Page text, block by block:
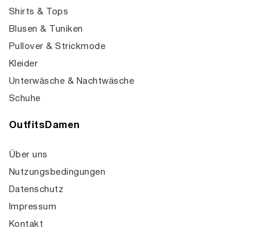
Shirts & Tops
Blusen & Tuniken
Pullover & Strickmode
Kleider
Unterwäsche & Nachtwäsche
Schuhe
OutfitsDamen
Über uns
Nutzungsbedingungen
Datenschutz
Impressum
Kontakt